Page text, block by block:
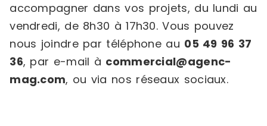
accompagner dans vos projets, du lundi au
vendredi, de 8h30 à 17h30. Vous pouvez
nous joindre par téléphone au 05 49 96 37
36, par e-mail à commercial@agenc-
mag.com, ou via nos réseaux sociaux.